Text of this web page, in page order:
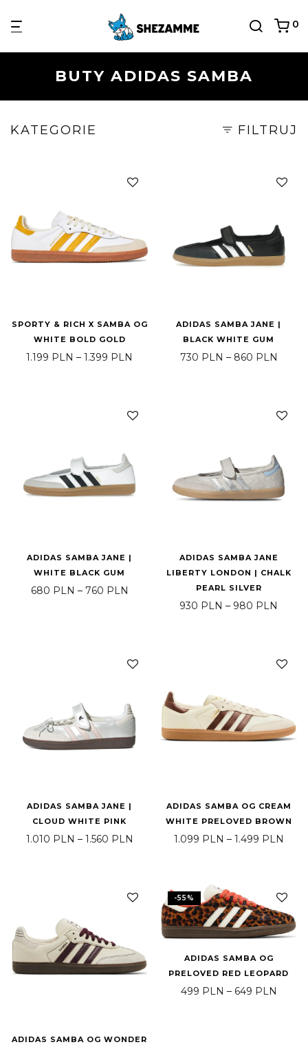
0
BUTY ADIDAS SAMBA
KATEGORIE FILTRUJ
SPORTY & RICH X SAMBA OG
WHITE BOLD GOLD
1.199 PLN – 1.399 PLN Zakres cen: od 1.199 PLN do 1.399
ADIDAS SAMBA JANE |
BLACK WHITE GUM
730 PLN – 860 PLN
ADIDAS SAMBA JANE |
WHITE BLACK GUM
680 PLN – 760 PLN Zakres cen: od 680 PLN do 760 PLN
ADIDAS SAMBA JANE
LIBERTY LONDON | CHALK
PEARL SILVER
930 PLN – 980 PLN
ADIDAS SAMBA JANE |
CLOUD WHITE PINK
1.010 PLN – 1.560 PLN Zakres cen: od 1.010 PLN do 1.560
ADIDAS SAMBA OG CREAM
WHITE PRELOVED BROWN
1.099 PLN – 1.499 PLN
ADIDAS SAMBA OG WONDER
-55%
ADIDAS SAMBA OG
PRELOVED RED LEOPARD
499 PLN – 649 PLN